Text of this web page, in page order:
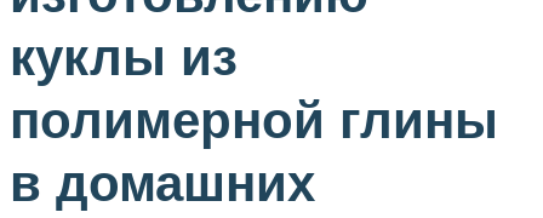
куклы из
полимерной глины
в домашних